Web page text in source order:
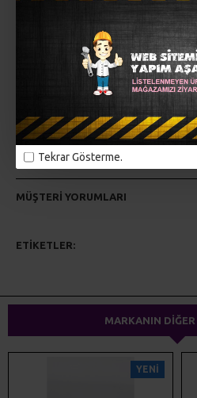
Tekrar Gösterme.
Açık - Kapalı Dükkan kapı süsü...
Dükkan isminize özel instagram
Şeffaf pleksi üzerine istediğiniz
İSTEKLERİNİZİ BİZE
MÜŞTERI YORUMLARI
ETIKETLER:
MARKANIN
YENI